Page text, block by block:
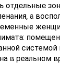
отдельные
а
системой
в реальном